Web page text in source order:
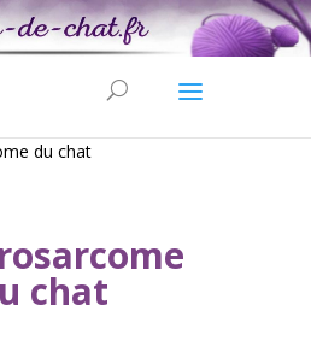
du chat
chat